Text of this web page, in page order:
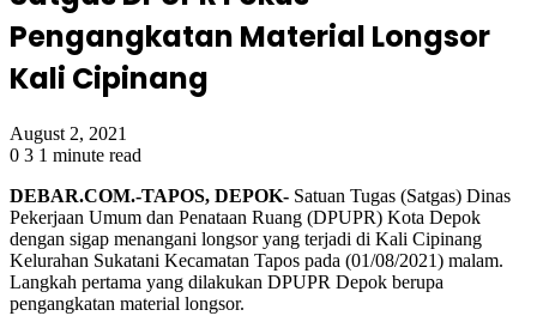
Pengangkatan Material Longsor
Kali Cipinang
August 2, 2021
0 3 1 minute read
DEBAR.COM.-TAPOS, DEPOK- Satuan Tugas (Satgas) Dinas
Pekerjaan Umum dan Penataan Ruang (DPUPR) Kota Depok
dengan sigap menangani longsor yang terjadi di Kali Cipinang
Kelurahan Sukatani Kecamatan Tapos pada (01/08/2021) malam.
Langkah pertama yang dilakukan DPUPR Depok berupa
pengangkatan material longsor.